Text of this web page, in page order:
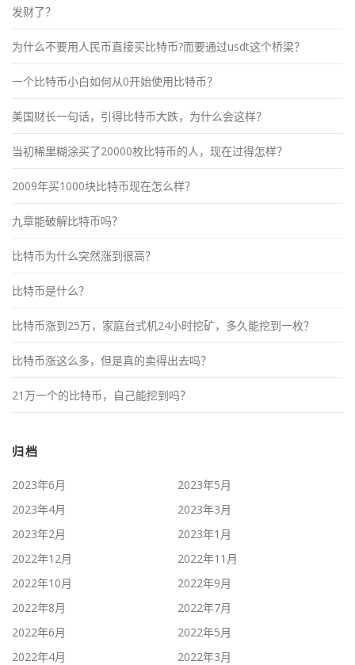
发财了？
为什么不要用人民币直接买比特币?而要通过usdt这个桥梁？
一个比特币小白如何从0开始使用比特币？
美国财长一句话，引得比特币大跌，为什么会这样？
当初稀里糊涂买了20000枚比特币的人，现在过得怎样？
2009年买1000块比特币现在怎么样？
九章能破解比特币吗？
比特币为什么突然涨到很高？
比特币是什么？
比特币涨到25万，家庭台式机24小时挖矿，多久能挖到一枚？
比特币涨这么多，但是真的卖得出去吗？
21万一个的比特币，自己能挖到吗？
归档
2023年6月
2023年5月
2023年4月
2023年3月
2023年2月
2023年1月
2022年12月
2022年11月
2022年10月
2022年9月
2022年8月
2022年7月
2022年6月
2022年5月
2022年4月
2022年3月